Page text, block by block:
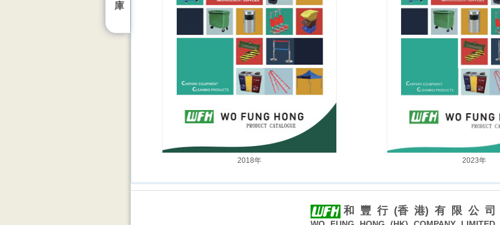
庫
2018年 2023年
和 豐 行 (香 港) 有 限 公 司